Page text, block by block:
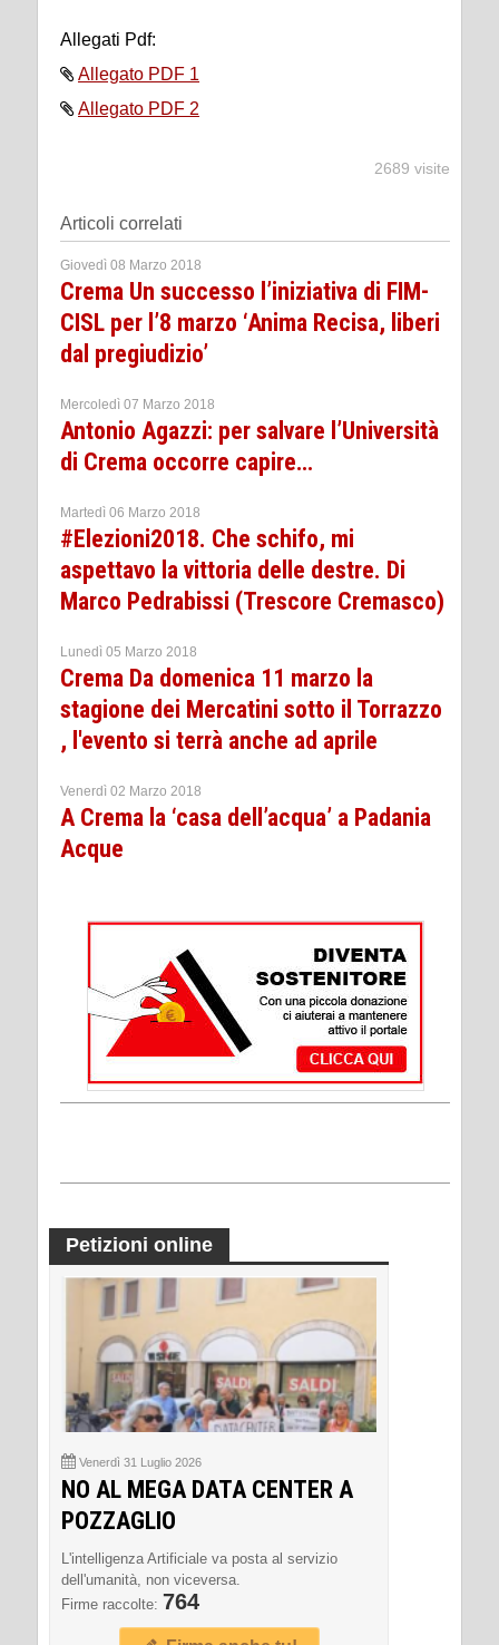
Allegati Pdf:
Allegato PDF 1
Allegato PDF 2
2689 visite
Articoli correlati
Giovedì 08 Marzo 2018
Crema Un successo l’iniziativa di FIM-
CISL per l’8 marzo ‘Anima Recisa, liberi
dal pregiudizio’
Mercoledì 07 Marzo 2018
Antonio Agazzi: per salvare l’Università
di Crema occorre capire…
Martedì 06 Marzo 2018
#Elezioni2018. Che schifo, mi
aspettavo la vittoria delle destre. Di
Marco Pedrabissi (Trescore Cremasco)
Lunedì 05 Marzo 2018
Crema Da domenica 11 marzo la
stagione dei Mercatini sotto il Torrazzo
, l'evento si terrà anche ad aprile
Venerdì 02 Marzo 2018
A Crema la ‘casa dell’acqua’ a Padania
Acque
Petizioni online
Venerdì 31 Luglio 2026
NO AL MEGA DATA CENTER A
POZZAGLIO
L'intelligenza Artificiale va posta al servizio
dell'umanità, non viceversa.
Firme raccolte: 764